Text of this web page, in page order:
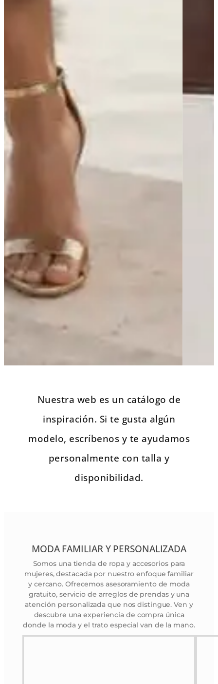
TIENDA DE MODA Y COMPLEMENTOS
MODA LAS
PALMAS
VER TIENDA
Nuestra web es un catálogo de
inspiración. Si te gusta algún
modelo, escríbenos y te ayudamos
personalmente con talla y
disponibilidad.
MODA FAMILIAR Y PERSONALIZADA
Somos una tienda de ropa y accesorios para
mujeres, destacada por nuestro enfoque familiar
y cercano. Ofrecemos asesoramiento de moda
gratuito, servicio de arreglos de prendas y una
atención personalizada que nos distingue. Ven y
descubre una experiencia de compra única
donde la moda y el trato especial van de la mano.